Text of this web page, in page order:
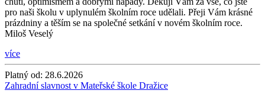
pro naši školu v uplynulém školním roce udělali. Přeji Vám krásné
prázdniny a těším se na společné setkání v novém školním roce.
Miloš Veselý
více
Platný od: 28.6.2026
Zahradní slavnost v Mateřské škole Dražice